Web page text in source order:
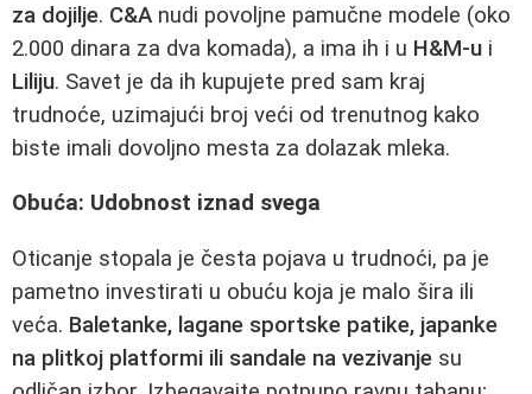
za dojilje. C&A nudi povoljne pamučne modele (oko
2.000 dinara za dva komada), a ima ih i u H&M-u i
Liliju. Savet je da ih kupujete pred sam kraj
trudnoće, uzimajući broj veći od trenutnog kako
biste imali dovoljno mesta za dolazak mleka.
Obuća: Udobnost iznad svega
Oticanje stopala je česta pojava u trudnoći, pa je
pametno investirati u obuću koja je malo šira ili
veća. Baletanke, lagane sportske patike, japanke
na plitkoj platformi ili sandale na vezivanje su